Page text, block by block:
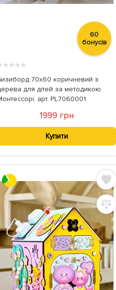
60
бонусів
★★★★
70х60 коричневий з
для дітей за методикою
арт. PL7060001
1999 грн
Купити